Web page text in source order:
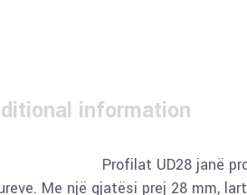
information
Profilat UD28 janë
Me një gjatësi prej 28 mm,